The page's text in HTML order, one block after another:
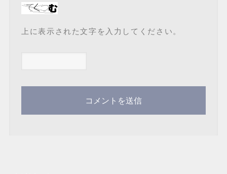
上に表示された文字を入力してください。